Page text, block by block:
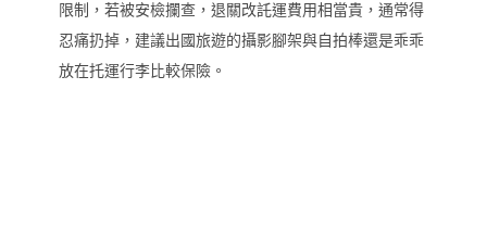
限制，若被安檢攔查，退關改託運費用相當貴，通常得
忍痛扔掉，建議出國旅遊的攝影腳架與自拍棒還是乖乖
放在托運行李比較保險。